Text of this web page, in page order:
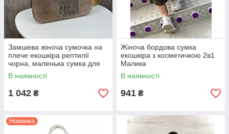
Замшева жіноча сумочка на
плече екошкіра рептилії
чорна, маленька сумка для
дівчат Бежевий
В наявності
1 042 ₴
Жіноча бордова сумка
екошкіра з косметичкою 2в1
Малика
В наявності
941 ₴
Новинка